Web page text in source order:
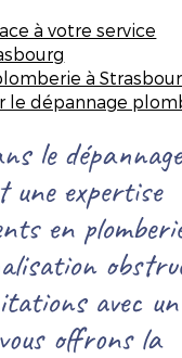
à votre service
à
le dépannage
le dépannage
expertise
en
avec un
offrons la